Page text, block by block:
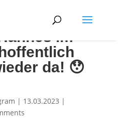
im
da! 😯
| 13.03.2023 |